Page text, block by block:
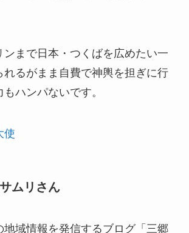
ンまで日本・つくばを広めたい一
れるがまま自費で神輿を担ぎに行
ハンパないです。
使
ムリさん
地域情報を発信するブログ「三郷